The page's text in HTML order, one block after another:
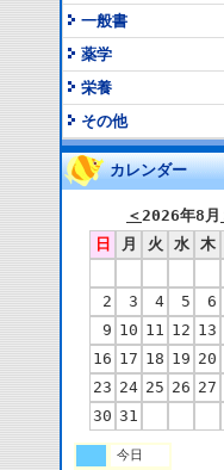
一般書
薬学
栄養
その他
カレンダー
＜2026年8月
日
月 火 水 木
2
3 4 5 6
9 10 11 12 13
16 17 18 19 20
23 24 25 26 27
30 31
今日